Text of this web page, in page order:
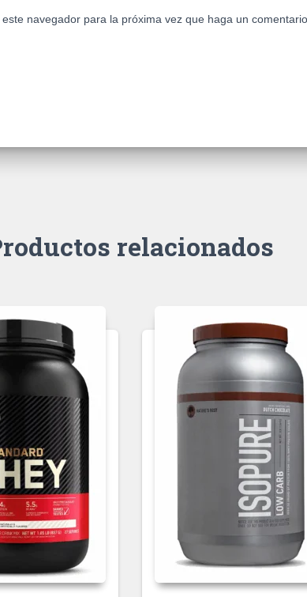
navegador para la próxima vez que haga un
relacionados